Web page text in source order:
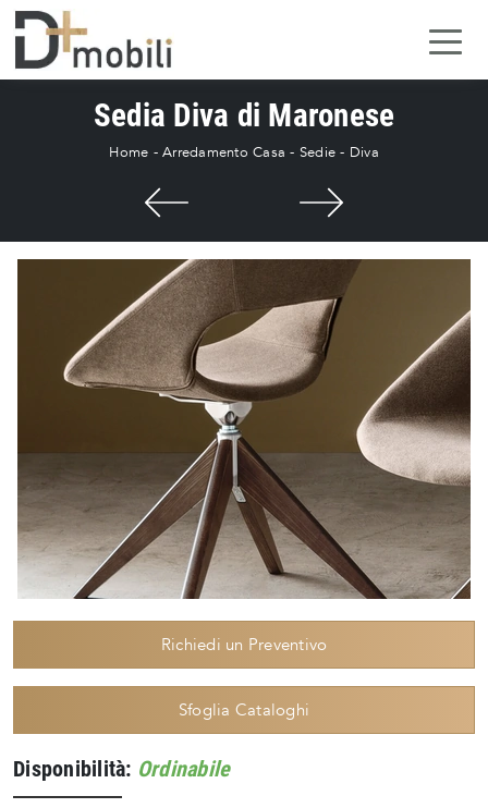
Sedia Diva di Maronese
Home - Arredamento Casa - Sedie - Diva
Richiedi un Preventivo
Sfoglia Cataloghi
Disponibilità: Ordinabile